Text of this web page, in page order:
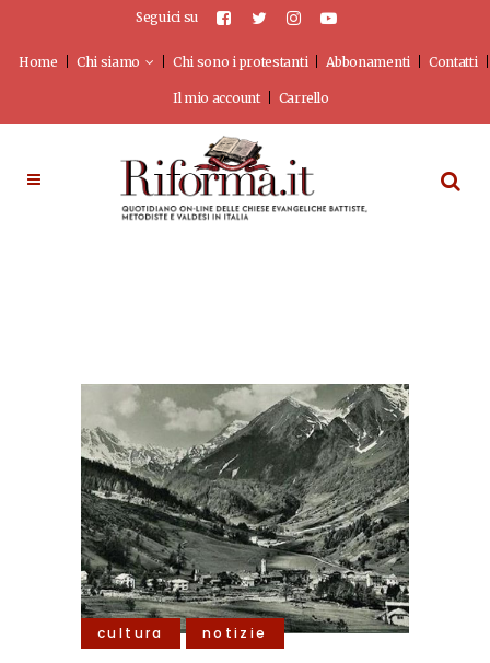
Seguici su
Home Chi siamo Chi sono i protestanti Abbonamenti Contatti
Il mio account Carrello
cultura notizie